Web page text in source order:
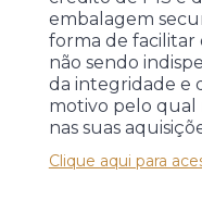
embalagem
forma de facilitar
não sendo
da integridade e
motivo pelo qual
nas suas
Clique aqui para